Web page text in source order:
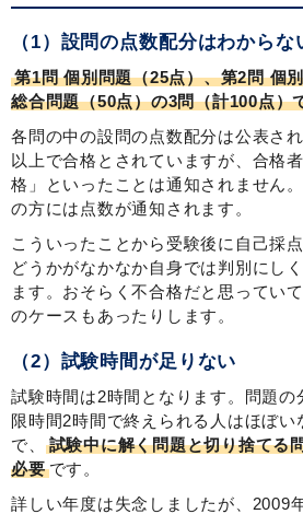
（1）設問の点数配分はわからな
第1問 個別問題（25点）、第2問 個
総合問題（50点）の3問（計100点）
各問の中の設問の点数配分は公表さ
以上で合格とされていますが、合格
格」といったことは通知されません
の方には点数が通知されます。
こういったことから受験後に自己採
どうかがなかなか自身では判別にし
ます。おそらく不合格だと思ってい
のケースもあったりします。
（2）試験時間が足りない
試験時間は2時間となります。問題の
限時間2時間で終えられる人はほぼい
で、
試験中に解く問題と切り捨てる
必要です。
詳しい年度は失念しましたが、2009